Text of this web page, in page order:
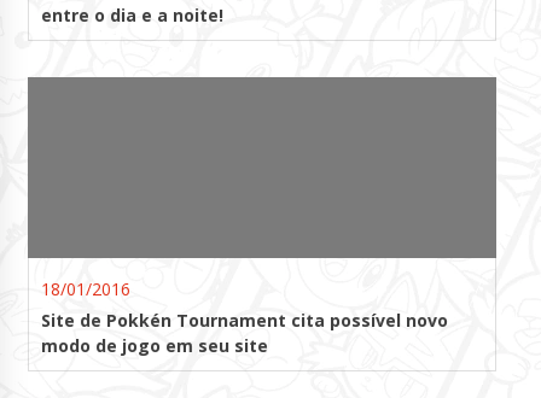
entre o dia e a noite!
18/01/2016
Site de Pokkén Tournament cita possível novo
modo de jogo em seu site